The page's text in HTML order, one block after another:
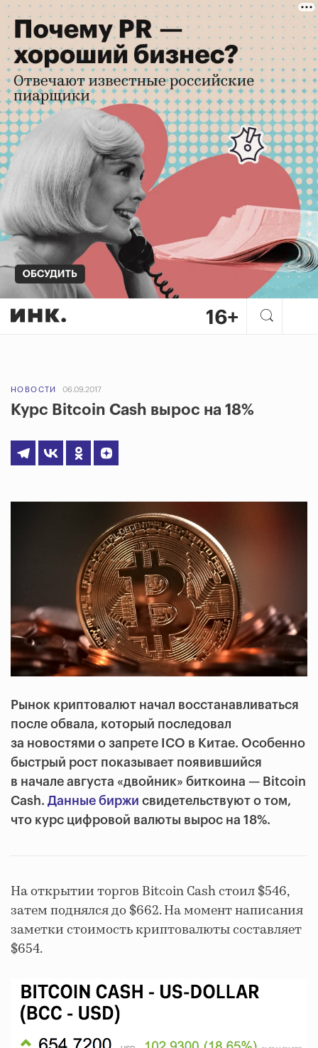
НОВОСТИ 06.09.2017
Курс Bitcoin Cash вырос на 18%
Рынок криптовалют начал восстанавливаться
после обвала, который последовал
за новостями о запрете ICO в Китае. Особенно
быстрый рост показывает появившийся
в начале августа «двойник» биткоина — Bitcoin
Cash. Данные биржи свидетельствуют о том,
что курс цифровой валюты вырос на 18%.
На открытии торгов Bitcoin Cash стоил $546,
затем поднялся до $662. На момент написания
заметки стоимость криптовалюты составляет
$654.